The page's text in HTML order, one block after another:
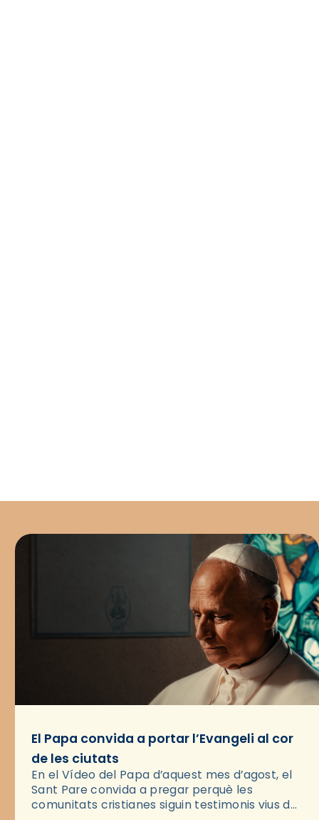
El Papa convida a portar l’Evangeli al cor
de les ciutats
En el Vídeo del Papa d’aquest mes d’agost, el
Sant Pare convida a pregar perquè les
comunitats cristianes siguin testimonis vius de